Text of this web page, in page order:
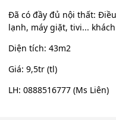
Đã có đầy đủ nội thất:
lạnh, máy giặt, tivi...
Diện tích: 43m2
Giá: 9,5tr (tl)
LH: 0888516777 (Ms Liên)